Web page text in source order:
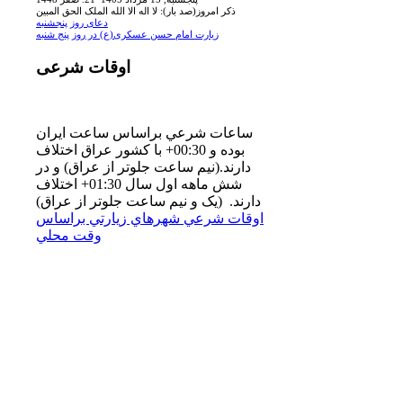
ذکر امروز(صد بار): لا اله الا الله الملک الحق المبین
دعای روز پنجشنبه
زیارت امام حسن عسکرى(ع) در روز پنج شنبه
اوقات شرعی
ساعات شرعي براساس ساعت ايران
بوده و 00:30+ با كشور عراق اختلاف
دارند.(نيم ساعت جلوتر از عراق) و در
شش ماهه اول سال 01:30+ اختلاف
دارند. (یک و نیم ساعت جلوتر از عراق)
اوقات شرعي شهرهاي زيارتي براساس
وقت محلي